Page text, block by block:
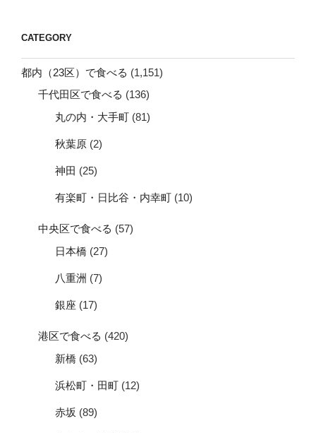
CATEGORY
都内（23区）で食べる (1,151)
千代田区で食べる (136)
丸の内・大手町 (81)
秋葉原 (2)
神田 (25)
有楽町・日比谷・内幸町 (10)
中央区で食べる (57)
日本橋 (27)
八重洲 (7)
銀座 (17)
港区で食べる (420)
新橋 (63)
浜松町・田町 (12)
赤坂 (89)